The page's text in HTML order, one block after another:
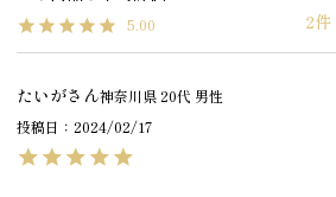
5.00 2
たいが 神奈川県 20代 男性
投稿日
2024/02/17